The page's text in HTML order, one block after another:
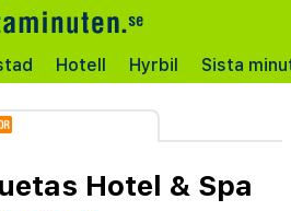
Hotell Hyrbil Sista
Hotel & Spa